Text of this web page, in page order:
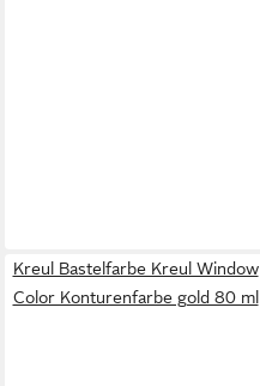
Kreul Bastelfarbe Kreul Window
Color Konturenfarbe gold 80 ml